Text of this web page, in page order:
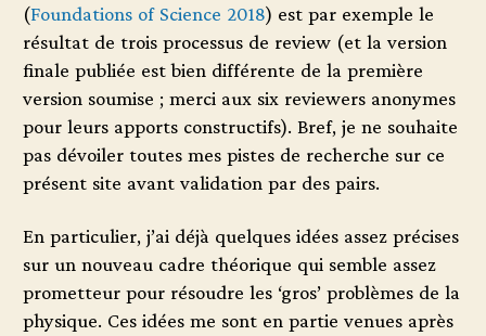
(Foundations of Science 2018) est par exemple le
résultat de trois processus de review (et la version
finale publiée est bien différente de la première
version soumise ; merci aux six reviewers anonymes
pour leurs apports constructifs). Bref, je ne souhaite
pas dévoiler toutes mes pistes de recherche sur ce
présent site avant validation par des pairs.
En particulier, j’ai déjà quelques idées assez précises
sur un nouveau cadre théorique qui semble assez
prometteur pour résoudre les ‘gros’ problèmes de la
physique. Ces idées me sont en partie venues après